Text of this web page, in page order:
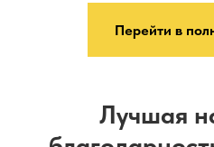
Перейти в
Лучшая